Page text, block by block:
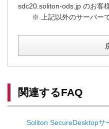
sdc20.soliton-ods.jp のお客
※ 上記以外のサーバーで
関連するFAQ
Soliton SecureDesktopサ